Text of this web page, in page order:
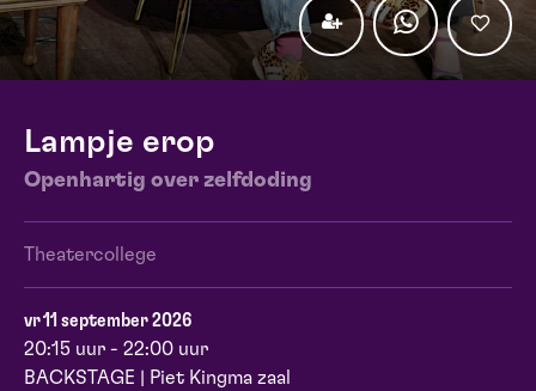
Lampje erop
Openhartig over zelfdoding
Theatercollege
vr 11 september 2026
20:15 uur - 22:00 uur
BACKSTAGE | Piet Kingma zaal